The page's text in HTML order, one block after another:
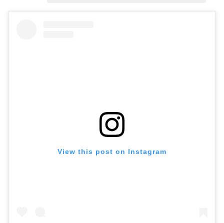
View this post on Instagram